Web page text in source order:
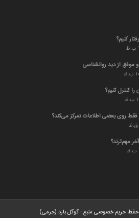
کنیم؟
موفق از دید روانشناسی
کنترل کنیم؟
روی بعضی اطلاعات تمرکز می‌کند؟
مهم‌ترند؟
حریم خصوصیمنبع :گوگل بارد (جرمی)